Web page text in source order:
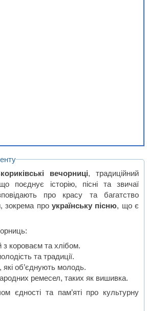
вечорниці, традиційний
поєднує історію, пісні та звичаї
про красу та багатство
зокрема проукраїнську пісню, що є
з короваєм та хлібом.
та традиції.
які об’єднують молодь.
ремесел, таких як вишивка.
єдності та пам’яті про культурну